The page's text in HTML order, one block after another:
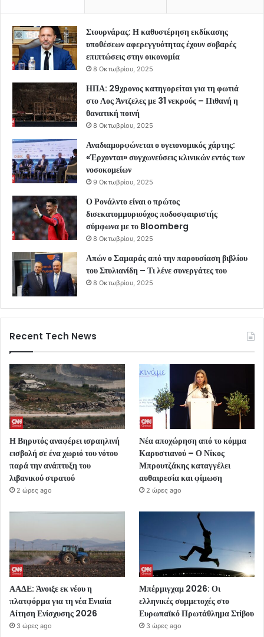
Στουρνάρας: Η καθυστέρηση εκδίκασης
υποθέσεων αφερεγγυότητας έχουν σοβαρές
επιπτώσεις στην οικονομία
8 Οκτωβρίου, 2025
ΗΠΑ: 29χρονος κατηγορείται για τη φωτιά
στο Λος Άντζελες με 31 νεκρούς – Πιθανή η
θανατική ποινή
8 Οκτωβρίου, 2025
Αναδιαμορφώνεται ο υγειονομικός χάρτης:
«Έρχονται» συγχωνεύσεις κλινικών εντός των
νοσοκομείων
9 Οκτωβρίου, 2025
Ο Ρονάλντο είναι ο πρώτος
δισεκατομμυριούχος ποδοσφαιριστής
σύμφωνα με το Bloomberg
8 Οκτωβρίου, 2025
Απών ο Σαμαράς από την παρουσίαση βιβλίου
του Στυλιανίδη – Τι λένε συνεργάτες του
8 Οκτωβρίου, 2025
Recent Tech News
Η Βηρυτός αναφέρει ισραηλινή
εισβολή σε ένα χωριό του νότου
παρά την ανάπτυξη του
λιβανικού στρατού
2 ώρες ago
Νέα αποχώρηση από το κόμμα
Καρυστιανού – Ο Νίκος
Μπρουτζάκης καταγγέλει
αυθαιρεσία και φίμωση
2 ώρες ago
ΑΑΔΕ: Άνοιξε εκ νέου η
πλατφόρμα για τη νέα Ενιαία
Αίτηση Ενίσχυσης 2026
3 ώρες ago
Μπέρμιγχαμ 2026: Οι
ελληνικές συμμετοχές στο
Ευρωπαϊκό Πρωτάθλημα Στίβου
3 ώρες ago